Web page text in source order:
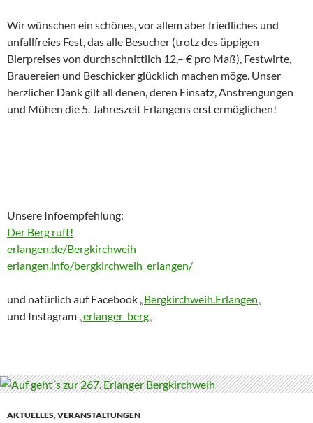
Wir wünschen ein schönes, vor allem aber friedliches und
unfallfreies Fest, das alle Besucher (trotz des üppigen
Bierpreises von durchschnittlich 12,– € pro Maß), Festwirte,
Brauereien und Beschicker glücklich machen möge. Unser
herzlicher Dank gilt all denen, deren Einsatz, Anstrengungen
und Mühen die 5. Jahreszeit Erlangens erst ermöglichen!
Unsere Infoempfehlung:
Der Berg ruft!
erlangen.de/Bergkirchweih
erlangen.info/bergkirchweih_erlangen/
und natürlich auf Facebook „Bergkirchweih.Erlangen„
und Instagram „erlanger_berg„
AKTUELLES,VERANSTALTUNGEN